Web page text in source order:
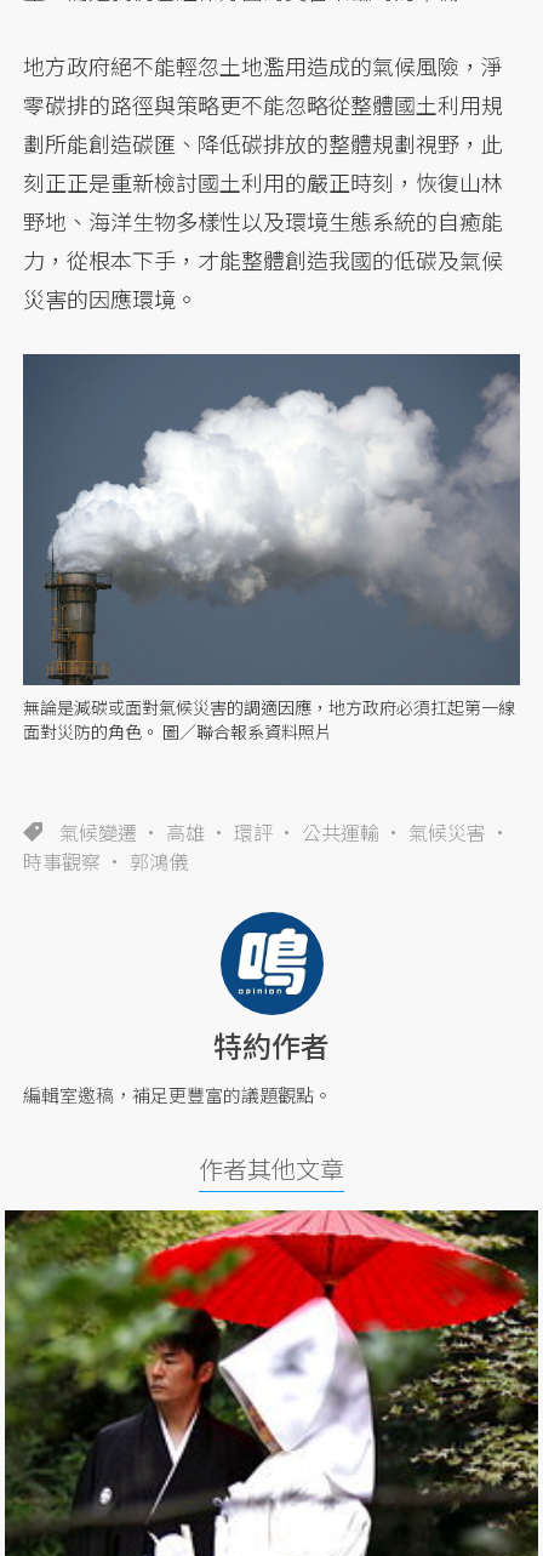
地方政府絕不能輕忽土地濫用造成的氣候風險，淨
零碳排的路徑與策略更不能忽略從整體國土利用規
劃所能創造碳匯、降低碳排放的整體規劃視野，此
刻正正是重新檢討國土利用的嚴正時刻，恢復山林
野地、海洋生物多樣性以及環境生態系統的自癒能
力，從根本下手，才能整體創造我國的低碳及氣候
災害的因應環境。
無論是減碳或面對氣候災害的調適因應，地方政府必須扛起第一線
面對災防的角色。 圖／聯合報系資料照片
氣候變遷 高雄 環評 公共運輸
氣候災害
時事觀察
郭鴻儀
特約作者
編輯室邀稿，補足更豐富的議題觀點。
作者其他文章